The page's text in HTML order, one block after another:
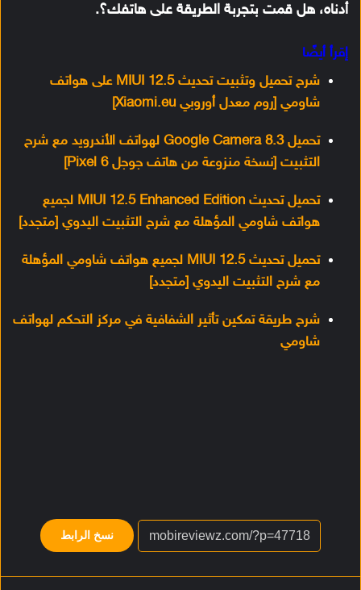
أدناه، هل قمت بتجربة الطريقة على هاتفك؟.
إقرأ أيضًا
شرح تحميل وتثبيت تحديث MIUI 12.5 على هواتف
شاومي [روم معدل أوروبي Xiaomi.eu]
تحميل Google Camera 8.3 لهواتف الأندرويد مع شرح
التثبيت [نسخة منزوعة من هاتف جوجل Pixel 6]
تحميل تحديث MIUI 12.5 Enhanced Edition لجميع
هواتف شاومي المؤهلة مع شرح التثبيت اليدوي [متجدد]
تحميل تحديث MIUI 12.5 لجميع هواتف شاومي المؤهلة
مع شرح التثبيت اليدوي [متجدد]
شرح طريقة تمكين تأثير الشفافية في مركز التحكم لهواتف
شاومي
نسخ الرابط